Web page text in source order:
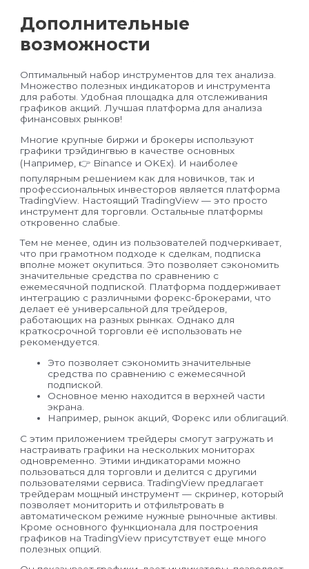
Дополнительные
возможности
Оптимальный набор инструментов для тех анализа.
Множество полезных индикаторов и инструмента
для работы. Удобная площадка для отслеживания
графиков акций. Лучшая платформа для анализа
финансовых рынков!
Многие крупные биржи и брокеры используют
графики трэйдингвью в качестве основных
(Например, 👉 Binance и OKEx). И наиболее
популярным решением как для новичков, так и
профессиональных инвесторов является платформа
TradingView. Настоящий TradingView — это просто
инструмент для торговли. Остальные платформы
откровенно слабые.
Тем не менее, один из пользователей подчеркивает,
что при грамотном подходе к сделкам, подписка
вполне может окупиться. Это позволяет сэкономить
значительные средства по сравнению с
ежемесячной подпиской. Платформа поддерживает
интеграцию с различными форекс-брокерами, что
делает её универсальной для трейдеров,
работающих на разных рынках. Однако для
краткосрочной торговли её использовать не
рекомендуется.
Это позволяет сэкономить значительные
средства по сравнению с ежемесячной
подпиской.
Основное меню находится в верхней части
экрана.
Например, рынок акций, Форекс или облигаций.
С этим приложением трейдеры смогут загружать и
настраивать графики на нескольких мониторах
одновременно. Этими индикаторами можно
пользоваться для торговли и делится с другими
пользователями сервиса. TradingView предлагает
трейдерам мощный инструмент — скринер, который
позволяет мониторить и отфильтровать в
автоматическом режиме нужные рыночные активы.
Кроме основного функционала для построения
графиков на TradingView присутствует еще много
полезных опций.